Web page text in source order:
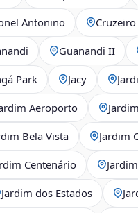
Antonino Cruzeiro
Guanandi II
Park Jacy
Aeroporto
Bela Vista Jardim
Centenário
Jardim dos Estados